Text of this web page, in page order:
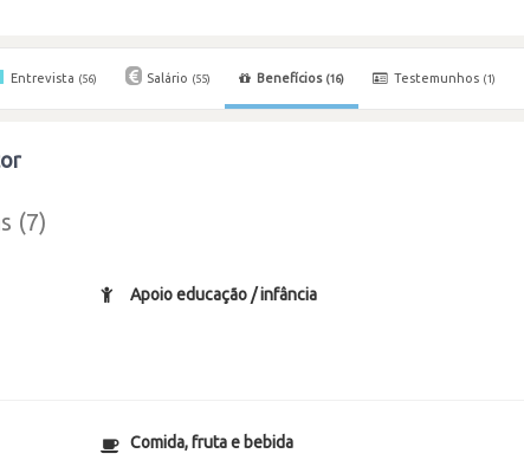
Entrevista (56) Salário (55) Benefícios (16) Testemunhos (1)
(7)
Apoio educação / infância
Comida, fruta e bebida